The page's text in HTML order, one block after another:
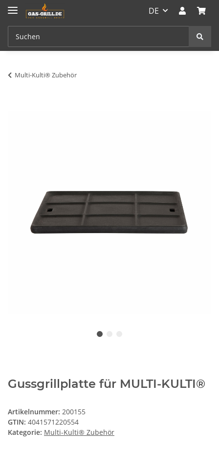
DE
Multi-Kulti® Zubehör
Gussgrillplatte für MULTI-KULTI®
Artikelnummer: 200155
GTIN: 4041571220554
Kategorie: Multi-Kulti® Zubehör